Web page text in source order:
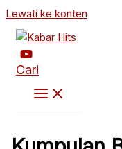
Lewati ke konten
Cari